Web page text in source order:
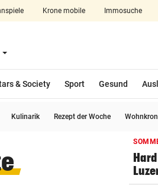
Krone mobile Immosuche
Menü aufklappen
& Society Sport Gesund
Kulinarik Rezept der Woche